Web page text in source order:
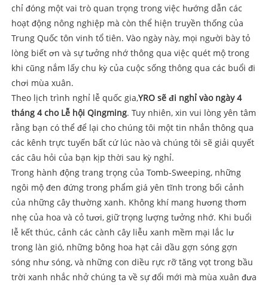
chỉ đóng một vai trò quan trọng trong việc hướng dẫn các
hoạt động nông nghiệp mà còn thể hiện truyền thống của
Trung Quốc tôn vinh tổ tiên. Vào ngày này, mọi người bày tỏ
lòng biết ơn và sự tưởng nhớ thông qua việc quét mộ trong
khi cũng nắm lấy chu kỳ của cuộc sống thông qua các buổi đi
chơi mùa xuân.
Theo lịch trình nghỉ lễ quốc gia,YRO sẽ đi nghỉ vào ngày 4
tháng 4 cho Lễ hội Qingming. Tuy nhiên, xin vui lòng yên tâm
rằng bạn có thể để lại cho chúng tôi một tin nhắn thông qua
các kênh trực tuyến bất cứ lúc nào và chúng tôi sẽ giải quyết
các câu hỏi của bạn kịp thời sau kỳ nghỉ.
Trong hành động trang trọng của Tomb-Sweeping, những
ngôi mộ đen đứng trong phẩm giá yên tĩnh trong bối cảnh
của những cây thường xanh. Không khí mang hương thơm
nhẹ của hoa và cỏ tươi, giữ trọng lượng tưởng nhớ. Khi buổi
lễ kết thúc, cảnh các cành cây liễu xanh mềm mại lắc lư
trong làn gió, những bông hoa hạt cải dầu gợn sóng gợn
sóng như sóng, và những con diều rực rỡ tăng vọt trong bầu
trời xanh nhắc nhở chúng ta về sự đổi mới mà mùa xuân đưa